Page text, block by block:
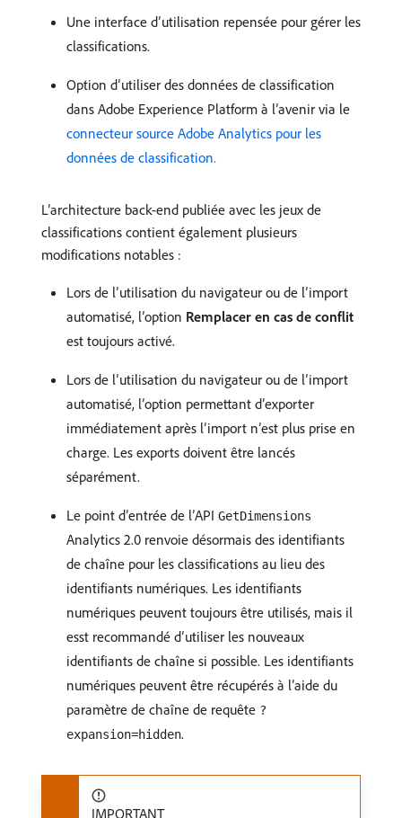
Une interface d’utilisation repensée pour gérer les
classifications.
Option d’utiliser des données de classification
dans Adobe Experience Platform à l’avenir via le
connecteur source Adobe Analytics pour les
données de classification.
L’architecture back-end publiée avec les jeux de
classifications contient également plusieurs
modifications notables :
Lors de l’utilisation du navigateur ou de l’import
automatisé, l’option Remplacer en cas de conflit
est toujours activé.
Lors de l’utilisation du navigateur ou de l’import
automatisé, l’option permettant d’exporter
immédiatement après l’import n’est plus prise en
charge. Les exports doivent être lancés
séparément.
Le point d’entrée de l’API GetDimensions
Analytics 2.0 renvoie désormais des identifiants
de chaîne pour les classifications au lieu des
identifiants numériques. Les identifiants
numériques peuvent toujours être utilisés, mais il
esst recommandé d’utiliser les nouveaux
identifiants de chaîne si possible. Les identifiants
numériques peuvent être récupérés à l’aide du
paramètre de chaîne de requête ?
expansion=hidden.
IMPORTANT